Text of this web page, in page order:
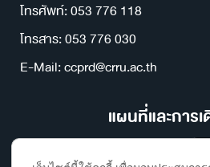
โทรศัพท์: 053 776 118
โทรสาร: 053 776 030
E-Mail: ccprd@crru.ac.th
แผนที่และการ